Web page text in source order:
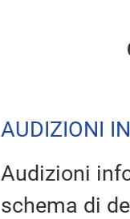
AUDIZIONI
Audizioni
schema di